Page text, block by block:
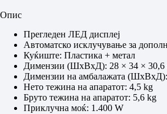
Опис
Прегледен ЛЕД дисплеј
Автоматско исклучување за
Куќиште: Пластика + метал
Димензии (ШxВxД): 28 × 34 × 30,6
Димензии на амбалажата
Нето тежина на апаратот: 4,5 kg
Бруто тежина на апаратот: 5,6 kg
Приклучна моќ: 1.400 W